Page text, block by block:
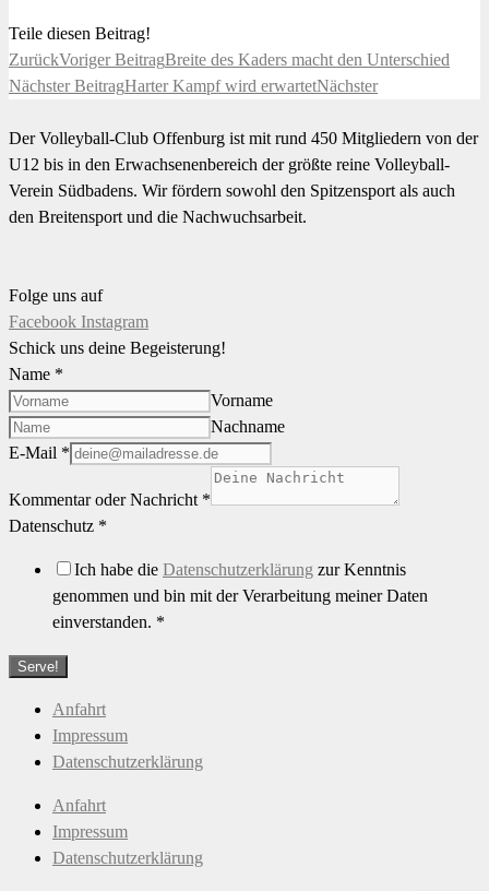
Teile diesen Beitrag!
ZurückVoriger BeitragBreite des Kaders macht den Unterschied
Nächster BeitragHarter Kampf wird erwartetNächster
Der Volleyball-Club Offenburg ist mit rund 450 Mitgliedern von der
U12 bis in den Erwachsenenbereich der größte reine Volleyball-
Verein Südbadens. Wir fördern sowohl den Spitzensport als auch
den Breitensport und die Nachwuchsarbeit.
Folge uns auf
Facebook Instagram
Schick uns deine Begeisterung!
Name *
Vorname
Nachname
E-Mail *
Kommentar oder Nachricht *
Datenschutz *
Ich habe die Datenschutzerklärung zur Kenntnis
genommen und bin mit der Verarbeitung meiner Daten
einverstanden. *
Serve!
Anfahrt
Impressum
Datenschutzerklärung
Anfahrt
Impressum
Datenschutzerklärung